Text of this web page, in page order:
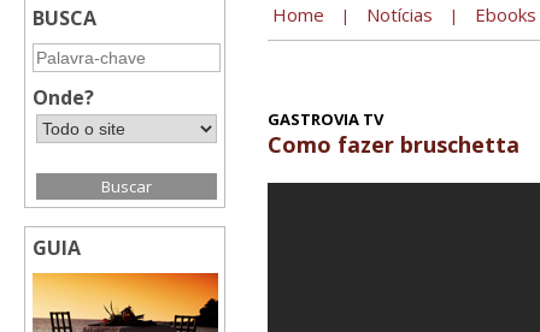
BUSCA
Onde?
GUIA
Home | Notícias | Ebooks
GASTROVIA TV
Como fazer bruschetta